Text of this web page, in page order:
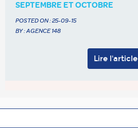
SEPTEMBRE ET OCTOBRE
POSTED ON :25-09-15
BY : AGENCE 148
Lire l'article